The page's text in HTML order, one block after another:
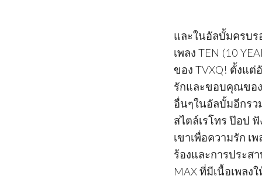
และในอัลบั้มครบร
เพลง TEN (10
ของ TVXQ! ตั้งแต่อั
รักและขอบคุณของ
อื่นๆในอัลบั้มอีกรวม
สไตล์เรโทร ป๊อป
เขาเพื่อความรัก เ
ร้องและการประสา
MAX ที่มีเนื้อเพลง